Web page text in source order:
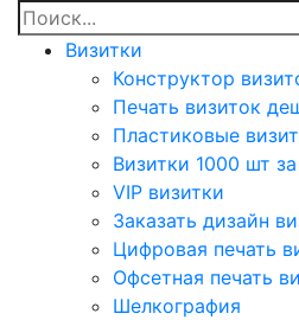
Визитки
Конструктор
Печать визиток
Пластиковые
Визитки 1000 шт
VIP визитки
Заказать дизайн
Цифровая печать
Офсетная печать
Шелкография